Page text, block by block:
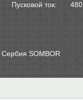
Пусковой ток:
480
SOMBOR